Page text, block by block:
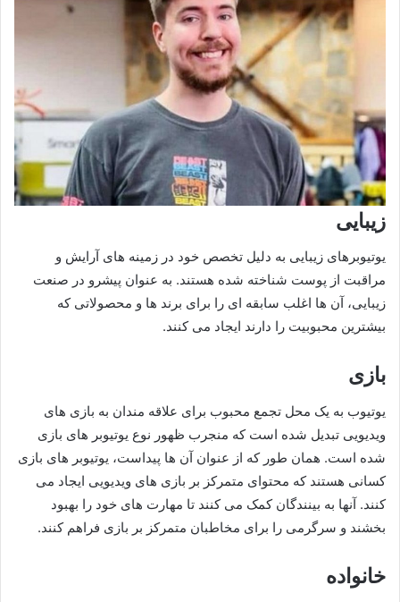
زیبایی
یوتیوبرهای زیبایی به دلیل تخصص خود در زمینه‌ های آرایش و
مراقبت از پوست شناخته شده هستند. به‌ عنوان پیشرو در صنعت
زیبایی، آن‌ ها اغلب سابقه‌ ای را برای برند ها و محصولاتی که
بیشترین محبوبیت را دارند ایجاد می‌ کنند.
بازی
یوتیوب به یک محل تجمع محبوب برای علاقه مندان به بازی های
ویدیویی تبدیل شده است که منجرب ظهور نوع یوتیوبر های بازی
شده است. همان طور که از عنوان آن‌ ها پیداست، یوتیوبر های بازی
کسانی هستند که محتوای متمرکز بر بازی‌ های ویدیویی ایجاد می‌
کنند. آنها به بینندگان کمک می کنند تا مهارت های خود را بهبود
بخشند و سرگرمی را برای مخاطبان متمرکز بر بازی فراهم کنند.
خانواده